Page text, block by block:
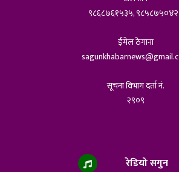
९८६८७६१५३५,
ईमेल ठेगाना
सूचना विभाग दर्ता नं.
२९०९
रेडियो सगुन